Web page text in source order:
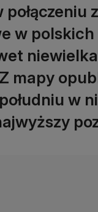
w
mapy
w